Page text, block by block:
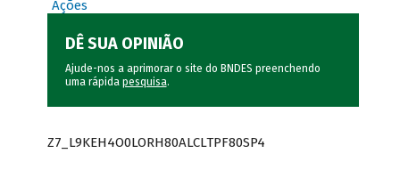
Ações
DÊ SUA OPINIÃO
Ajude-nos a aprimorar o site do BNDES preenchendo
uma rápida pesquisa.
Z7_L9KEH4O0LORH80ALCLTPF80SP4